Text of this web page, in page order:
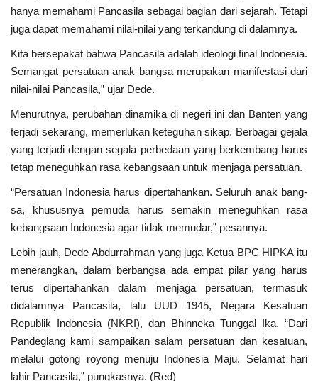
Olahraga
Ekonomi
TNI & POLRI
Mabes TNI AD
TNI
Pendidikan
Presiden dan Wakil Presiden RI
Peristiwa
hanya mema­hami Pancasila sebagai bagian dari sejarah. Tetapi
juga dapat memahami nilai-nilai yang ter­kandung di dalamnya.
Kita bersepakat bahwa Pancasila adalah ideologi final Indonesia.
Semangat persatuan anak bangsa merupakan manifes­tasi dari
nilai-nilai Pancasila,” ujar Dede.
Menurutnya, perubahan di­namika di negeri ini dan Banten yang
terjadi sekarang, memerlukan keteguhan sikap. Berbagai gejala
yang terjadi dengan segala perbedaan yang berkembang harus
tetap me­neguhkan rasa kebangsaan untuk menjaga persatuan.
“Persatuan Indonesia harus dipertahankan. Seluruh anak bang­
sa, khususnya pemuda harus sema­kin meneguhkan rasa
kebangsaan Indonesia agar tidak memudar,” pesannya.
Lebih jauh, Dede Abdurrahman yang juga Ketua BPC HIPKA itu
menerangkan, dalam berbangsa ada empat pi­lar yang harus
terus dipertahank­an dalam menjaga persatuan, termasuk
didalamnya Pancasila, lalu UUD 1945, Negara Kesatu­an
Republik Indonesia (NKRI), dan Bhinneka Tunggal Ika. “Dari
Pandeglang kami sampaikan salam persatuan dan kesatuan,
melalui gotong royong menuju Indonesia Maju. Selamat hari
lahir Pancasi­la,” pungkasnya. (Red)